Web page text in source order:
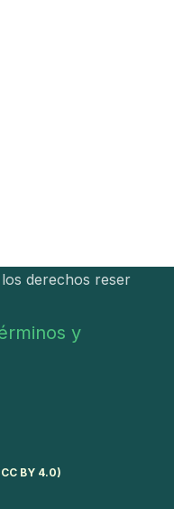
derechos reser
y
BY 4.0)